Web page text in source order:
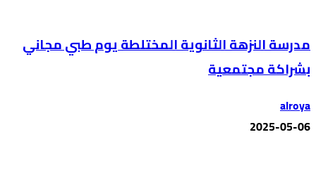
مدرسة النزهة الثانوية المختلطة يوم طبي مجاني
بشراكة مجتمعية
alroya
2025-05-06